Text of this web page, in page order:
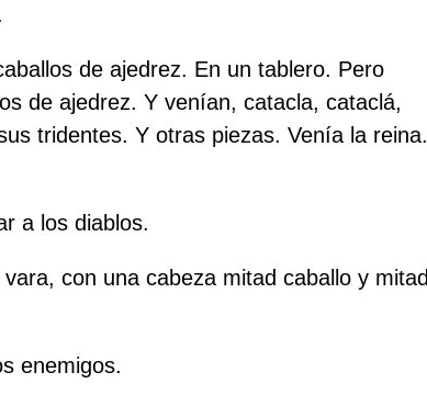
de ajedrez. En un tablero. Pero
de ajedrez. Y venían, catacla, cataclá,
tridentes. Y otras piezas. Venía la reina.
a los diablos.
con una cabeza mitad caballo y mitad
enemigos.